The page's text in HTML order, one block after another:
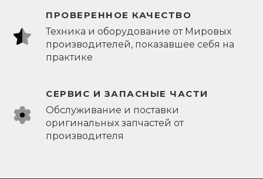
ПРОВЕРЕННОЕ КАЧЕСТВО
Техника и оборудование от Мировых
производителей, показавшее себя на
практике
СЕРВИС И ЗАПАСНЫЕ ЧАСТИ
Обслуживание и поставки
оригинальных запчастей от
производителя